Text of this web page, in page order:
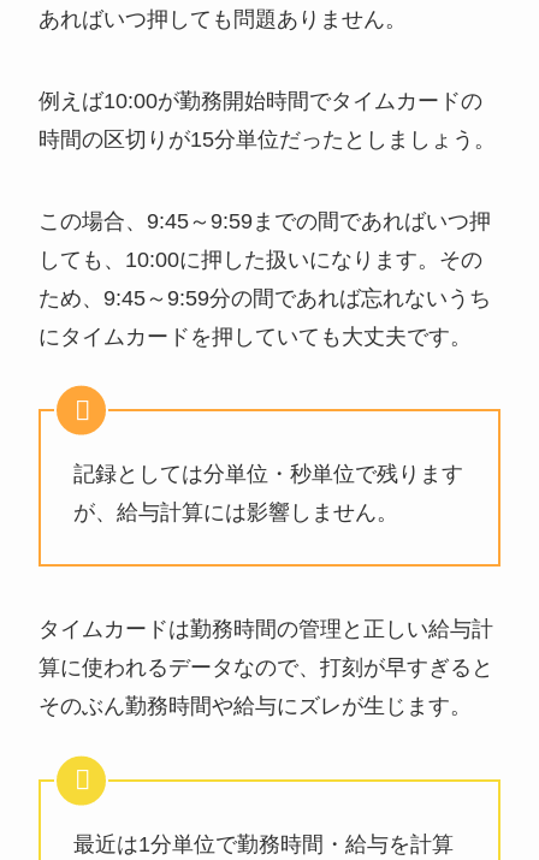
あればいつ押しても問題ありません。
例えば10:00が勤務開始時間でタイムカードの
時間の区切りが15分単位だったとしましょう。
この場合、9:45～9:59までの間であればいつ押
しても、10:00に押した扱いになります。その
ため、9:45～9:59分の間であれば忘れないうち
にタイムカードを押していても大丈夫です。
記録としては分単位・秒単位で残ります
が、給与計算には影響しません。
タイムカードは勤務時間の管理と正しい給与計
算に使われるデータなので、打刻が早すぎると
そのぶん勤務時間や給与にズレが生じます。
最近は1分単位で勤務時間・給与を計算